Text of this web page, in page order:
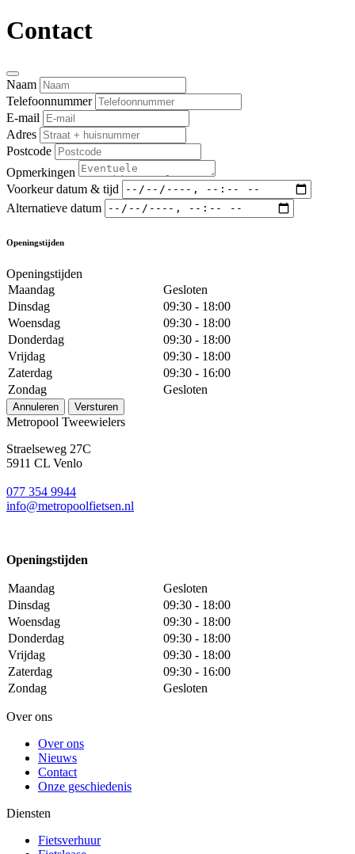
Contact
Naam
Telefoonnummer
E-mail
Adres
Postcode
Opmerkingen
Voorkeur datum & tijd
Alternatieve datum
Openingstijden
Openingstijden
Maandag
Gesloten
Dinsdag
09:30 - 18:00
Woensdag
09:30 - 18:00
Donderdag
09:30 - 18:00
Vrijdag
09:30 - 18:00
Zaterdag
09:30 - 16:00
Zondag
Gesloten
Annuleren Versturen
Metropool Tweewielers
Straelseweg 27C
5911 CL Venlo
077 354 9944
info@metropoolfietsen.nl
Openingstijden
Maandag
Gesloten
Dinsdag
09:30 - 18:00
Woensdag
09:30 - 18:00
Donderdag
09:30 - 18:00
Vrijdag
09:30 - 18:00
Zaterdag
09:30 - 16:00
Zondag
Gesloten
Over ons
Over ons
Nieuws
Contact
Onze geschiedenis
Diensten
Fietsverhuur